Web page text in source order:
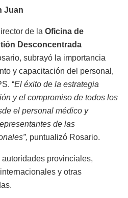
Juan
de la Oficina de
Desconcentrada
subrayó la importancia
y capacitación del personal,
“El éxito de la estrategia
y el compromiso de todos los
el personal médico y
de las
puntualizó Rosario.
provinciales,
y otras